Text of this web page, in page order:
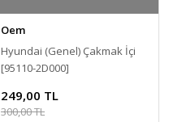
Oem
Hyundai (Genel) Çakmak İçi
[95110-2D000]
249,00 TL
300,00 TL